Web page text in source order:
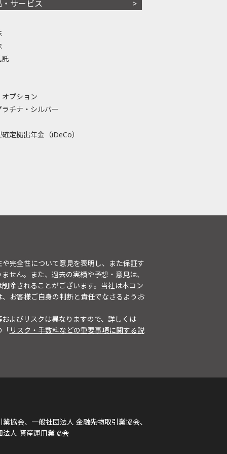
・サービス
託
プション
ラチナ・シルバー
定拠出年金（iDeCo）
完全性について意見を表明し、また保証す
せん。また、過去の実績や予想・意見は、
除されることがございます。当社は本コン
お客様ご自身の判断と責任でなさるようお
よびリスクは異なりますので、詳しくは
「リスク・手数料などの重要事項に関する説
協会、一般社団法人 金融先物取引業協会、
人 資産運用業協会